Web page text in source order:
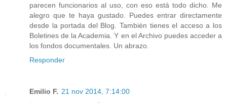
parecen funcionarios al uso, con eso está todo dicho. Me
alegro que te haya gustado. Puedes entrar directamente
desde la portada del Blog. También tienes el acceso a los
Boletines de la Academia. Y en el Archivo puedes acceder a
los fondos documentales. Un abrazo.
Responder
Emilio F. 21 nov 2014, 7:14:00